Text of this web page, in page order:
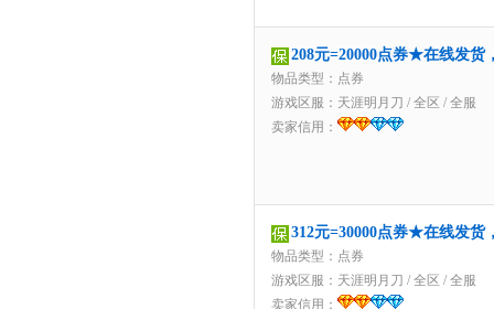
208元=20000点券★在线发
物品类型：点券
游戏区服： 天涯明月刀 / 全区 / 全服
卖家信用：
312元=30000点券★在线发
物品类型：点券
游戏区服： 天涯明月刀 / 全区 / 全服
卖家信用：